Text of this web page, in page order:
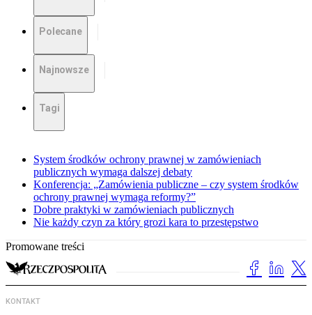
Polecane
Najnowsze
Tagi
System środków ochrony prawnej w zamówieniach
publicznych wymaga dalszej debaty
Konferencja: „Zamówienia publiczne – czy system środków
ochrony prawnej wymaga reformy?”
Dobre praktyki w zamówieniach publicznych
Nie każdy czyn za który grozi kara to przestępstwo
Promowane treści
KONTAKT